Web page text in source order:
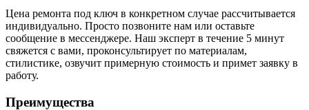
Цена ремонта под ключ в конкретном случае рассчитывается
индивидуально. Просто позвоните нам или оставьте
сообщение в мессенджере. Наш эксперт в течение 5 минут
свяжется с вами, проконсультирует по материалам,
стилистике, озвучит примерную стоимость и примет заявку в
работу.
Преимущества